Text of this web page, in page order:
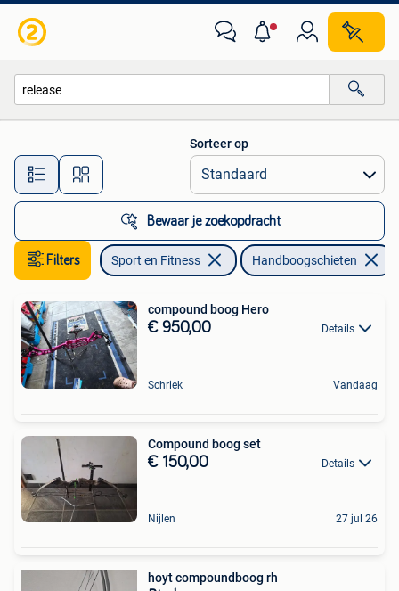
Alle afstanden…
Sorteer op
Bewaar je zoekopdracht
Filters Sport en Fitness Handboogschieten
compound boog Hero
€ 950,00 Details
Schriek Vandaag
Compound boog set
€ 150,00 Details
Nijlen 27 jul 26
hoyt compoundboog rh